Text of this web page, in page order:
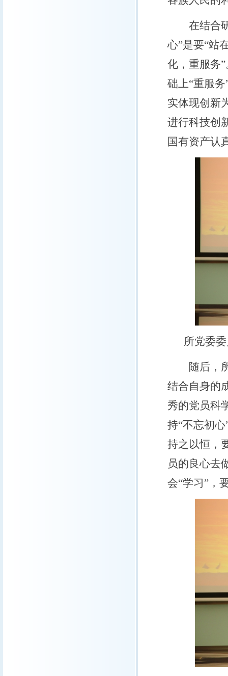
在结合研
心”是要“站
化，重服务
础上“重服
实体现创新
进行科技创
国有资产认
所党委
随后，所
结合自身的
秀的党员科
持“不忘初
持之以恒，
员的良心去
会“学习”，